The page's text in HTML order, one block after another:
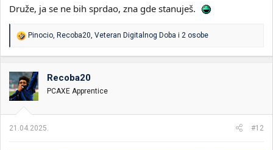
Druže, ja se ne bih sprdao, zna gde stanuješ.
R
a
o
v
a
n
:
Pinocio, Recoba20, Veteran Digitalnog Doba i 2 osobe
Recoba20
PCAXE Apprentice
21.04.2025. #12